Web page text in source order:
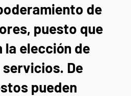
de
puesto que
la elección de
De
pueden